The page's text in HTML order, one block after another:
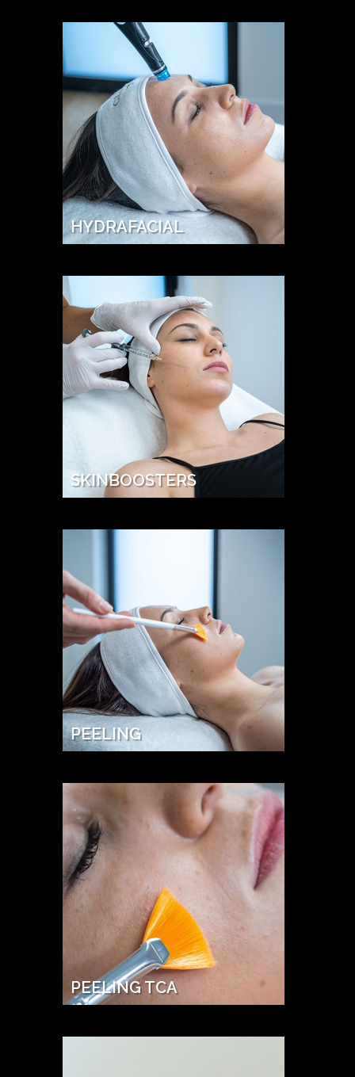
HYDRAFACIAL
SKINBOOSTERS
PEELING
PEELING TCA